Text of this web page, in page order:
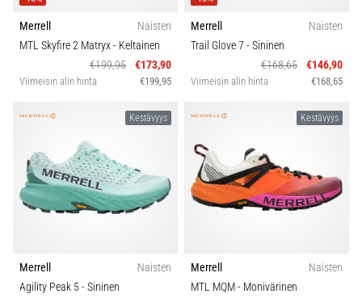
Merrell
Naisten
MTL Skyfire 2 Matryx- Keltainen
€199,95
€173,90
Viimeisin alin hinta €199,95
Merrell
Naisten
Trail Glove 7 - Sininen
€168,65
€146,90
Viimeisin alin hinta €168,65
Kestävyys
Merrell
Naisten
Agility Peak 5- Sininen
Kestävyys
Merrell
Naisten
MTL MQM- Monivärinen